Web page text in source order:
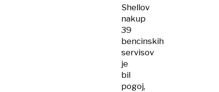
Shellov
nakup
39
bencinskih
servisov
je
bil
pogoj,